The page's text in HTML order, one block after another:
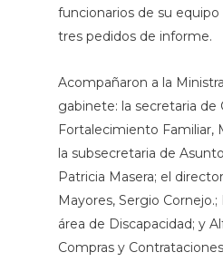
funcionarios de su
tres pedidos de informe.
Acompañaron a la
gabinete: la secretaria de
Fortalecimiento Familiar,
la subsecretaria de
Patricia Masera; el
Mayores, Sergio
área de Discapacidad; y
Compras y